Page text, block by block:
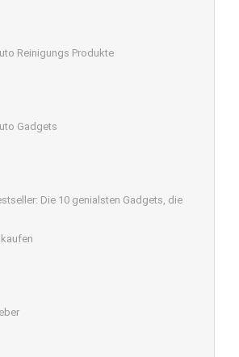
Reinigungs Produkte
Gadgets
Die 10 genialsten Gadgets, die